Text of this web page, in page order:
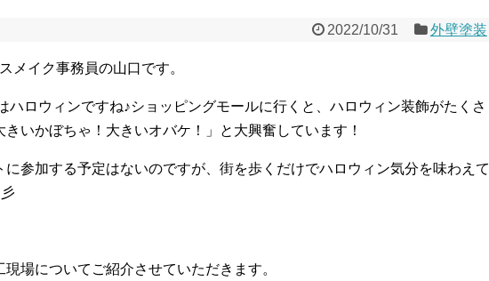
2022/10/31 外壁塗装
メイク事務員の山口です。
ハロウィンですね♪ショッピングモールに行くと、ハロウィン装飾がたくさ
きいかぼちゃ！大きいオバケ！」と大興奮しています！
に参加する予定はないのですが、街を歩くだけでハロウィン気分を味わえて
現場についてご紹介させていただきます。